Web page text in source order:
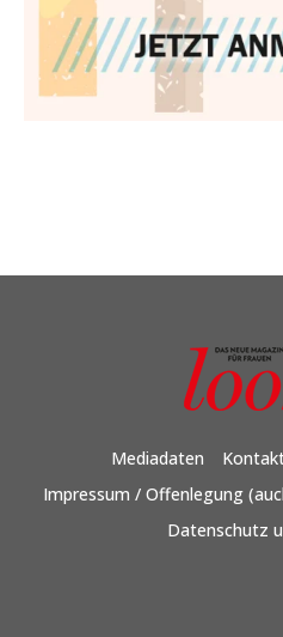
Mediadaten
Impressum / Offenlegung
Datenschutz